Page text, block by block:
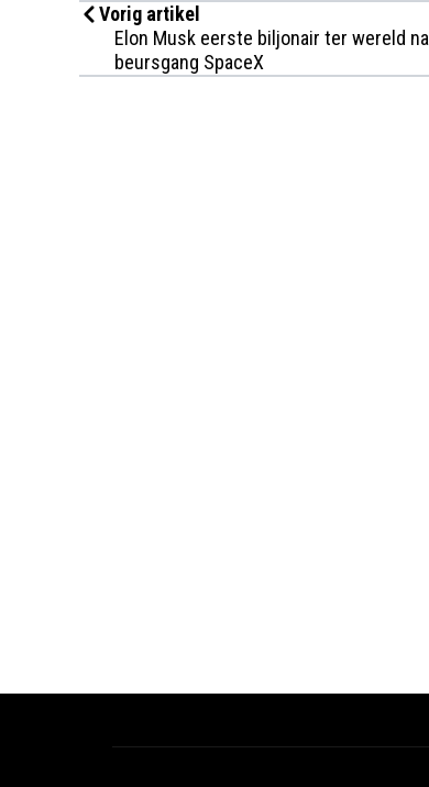
Vorig artikel
Elon Musk eerste biljonair ter wereld na
beursgang SpaceX